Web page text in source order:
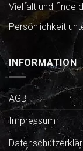
Vielfalt und finde
Persönlichkeit
INFORMATION
AGB
Impressum